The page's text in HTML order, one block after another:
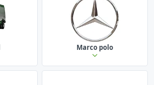
Marco polo